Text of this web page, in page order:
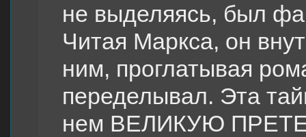
не выделяясь, был
Читая Маркса, он
ним, проглатывая
переделывал. Эта
нем ВЕЛИКУЮ